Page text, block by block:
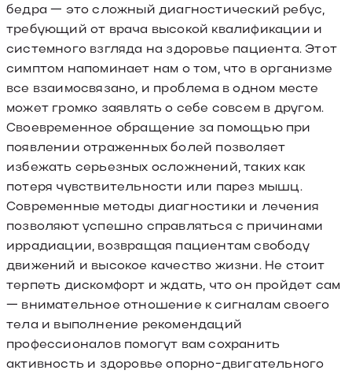
бедра — это сложный диагностический ребус,
требующий от врача высокой квалификации и
системного взгляда на здоровье пациента. Этот
симптом напоминает нам о том, что в организме
все взаимосвязано, и проблема в одном месте
может громко заявлять о себе совсем в другом.
Своевременное обращение за помощью при
появлении отраженных болей позволяет
избежать серьезных осложнений, таких как
потеря чувствительности или парез мышц.
Современные методы диагностики и лечения
позволяют успешно справляться с причинами
иррадиации, возвращая пациентам свободу
движений и высокое качество жизни. Не стоит
терпеть дискомфорт и ждать, что он пройдет сам
— внимательное отношение к сигналам своего
тела и выполнение рекомендаций
профессионалов помогут вам сохранить
активность и здоровье опорно-двигательного